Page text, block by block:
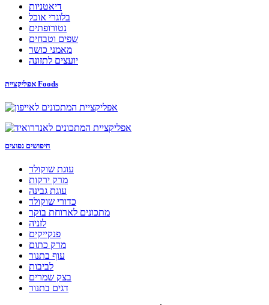
דיאטניות
בלוגרי אוכל
נטורופתים
שפים וטבחים
מאמני כושר
יועצים לתזונה
אפליקציית Foods
חיפושים נפוצים
עוגת שוקולד
מרק ירקות
עוגת גבינה
כדורי שוקולד
מתכונים לארוחת בוקר
לזניה
פנקייקים
מרק כתום
עוף בתנור
לביבות
בצק שמרים
דגים בתנור